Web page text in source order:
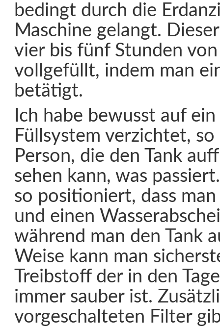
bedingt durch die
Maschine gelangt.
vier bis fünf Stunden
vollgefüllt, indem man
betätigt.
Ich habe bewusst auf
Füllsystem verzichtet, so
Person, die den Tank
sehen kann, was
so positioniert, dass
und einen
während man den Tank
Weise kann man
Treibstoff der in den
immer sauber ist.
vorgeschalteten Filter